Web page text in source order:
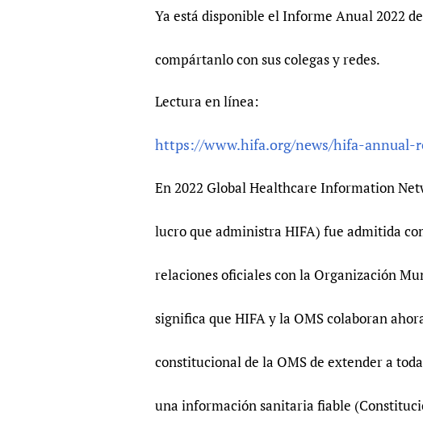
Publications
Ya está disponible el Informe Anual 2022
compártanlo con sus colegas y redes.
Lectura en línea:
https://www.hifa.org/news/hifa-
En 2022 Global Healthcare Information
lucro que administra HIFA) fue admitida
relaciones oficiales con la Organización
significa que HIFA y la OMS colaboran
constitucional de la OMS de extender a
una información sanitaria fiable